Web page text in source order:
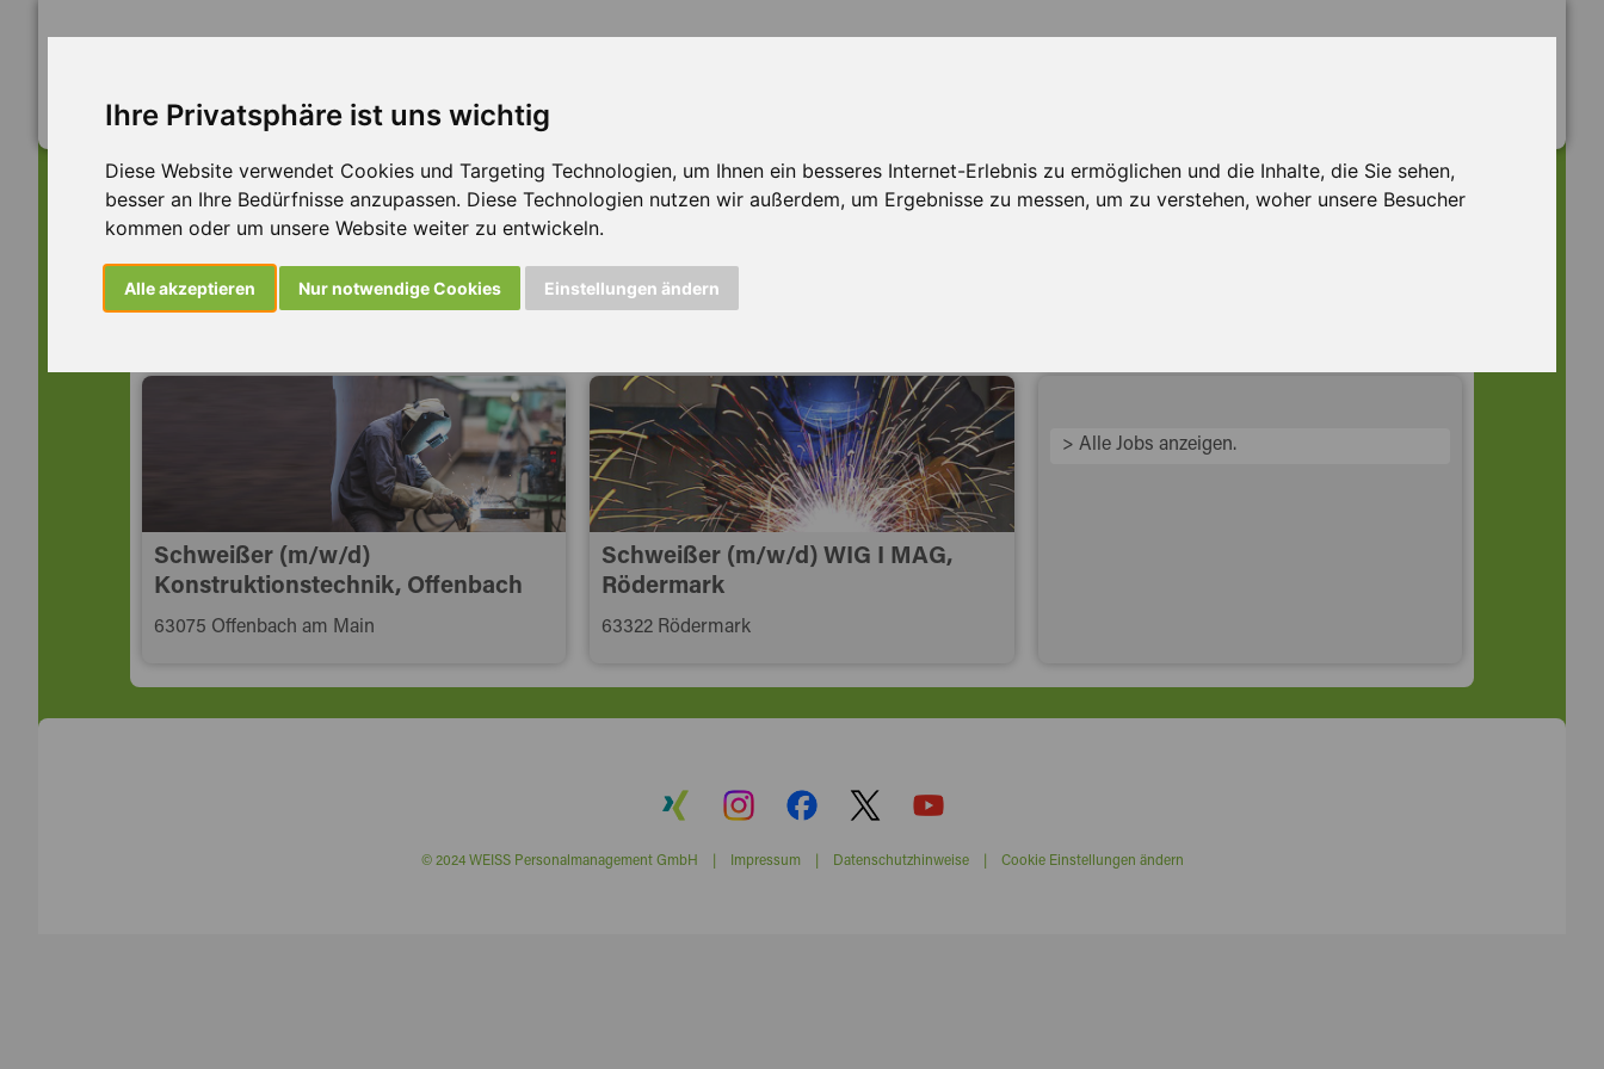
Ihre Privatsphäre ist uns wichtig
Diese Website verwendet Cookies und Targeting Technologien, um Ihnen ein besseres Internet-Erlebnis zu ermöglichen und die Inhalte, die Sie sehen,
besser an Ihre Bedürfnisse anzupassen. Diese Technologien nutzen wir außerdem, um Ergebnisse zu messen, um zu verstehen, woher unsere Besucher
kommen oder um unsere Website weiter zu entwickeln.
Alle akzeptieren Nur notwendige Cookies Einstellungen ändern
Dieser Job ist leider nicht mehr verfügbar ...
... aber vielleicht ist hier etwas dabei:
Schweißer (m/w/d)
Konstruktionstechnik, Offenbach
63075 Offenbach am Main
Schweißer (m/w/d) WIG I MAG,
Rödermark
63322 Rödermark
> Alle Jobs anzeigen.
© 2024 WEISS Personalmanagement GmbH | Impressum| Datenschutzhinweise| Cookie Einstellungen ändern